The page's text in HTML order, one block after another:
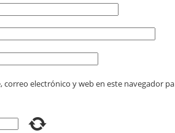
correo electrónico y web en este navegador